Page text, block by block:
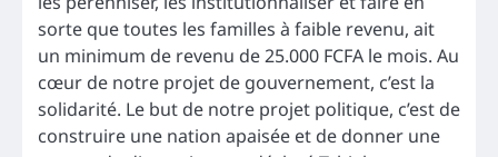
sorte que toutes les familles à faible revenu, ait
un minimum de revenu de 25.000 FCFA le mois. Au
cœur de notre projet de gouvernement, c’est la
solidarité. Le but de notre projet politique, c’est de
construire une nation apaisée et de donner une